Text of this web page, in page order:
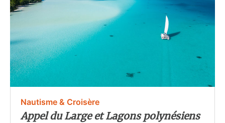
Nautisme & Croisère
Appel du Large et Lagons polynésiens